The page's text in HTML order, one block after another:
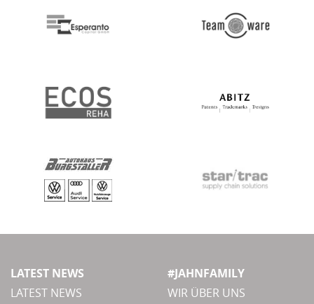
LATEST NEWS
LATEST NEWS
#JAHNFAMILY
WIR ÜBER UNS